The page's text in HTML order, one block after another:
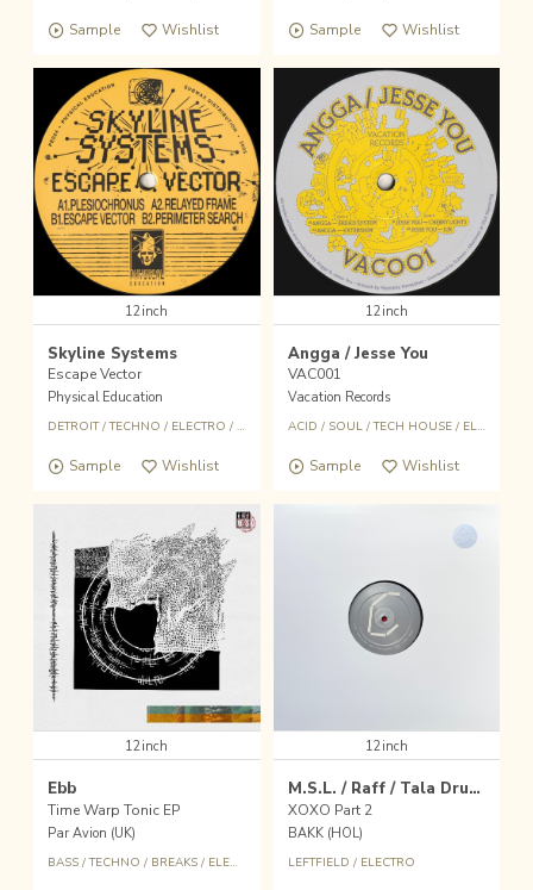
Sample Wishlist Sample Wishlist
12inch
Skyline Systems
Escape Vector
Physical Education
DETROIT/TECHNO / ELECTRO / HOUSE
Sample Wishlist
12inch
Angga / Jesse You
VAC001
Vacation Records
ACID / SOUL/TECH HOUSE/ ELECTRO
Sample Wishlist
12inch
Ebb
Time Warp Tonic EP
Par Avion (UK)
BASS/TECHNO / BREAKS/ ELECTRO
12inch
M.S.L. / Raff / Tala Drum Corps / GEN-Y
XOXO Part 2
BAKK (HOL)
LEFTFIELD / ELECTRO